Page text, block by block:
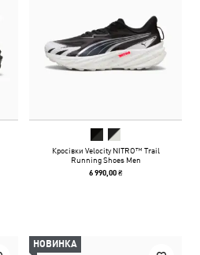
Кросівки Velocity NITRO™ Trail
Running Shoes Men
6 990,00 ₴
НОВИНКА